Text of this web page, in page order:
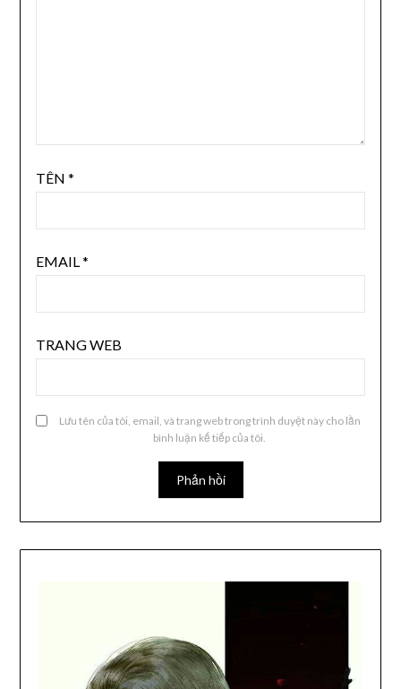
TÊN *
EMAIL*
TRANG WEB
Lưu tên của tôi, email, và trang web trong trình duyệt này cho lần
bình luận kế tiếp của tôi.